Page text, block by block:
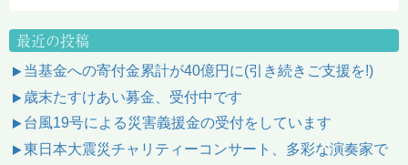
最近の投稿
当基金への寄付金累計が40億円に(引き続きご支援を!)
歳末たすけあい募金、受付中です
台風19号による災害義援金の受付をしています
東日本大震災チャリティーコンサート、多彩な演奏家で